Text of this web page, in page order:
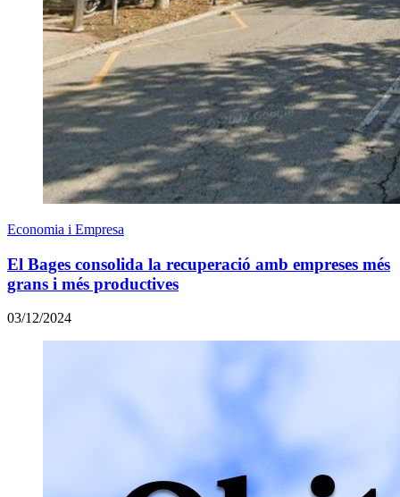
Economia i Empresa
El Bages consolida la recuperació amb empreses més
grans i més productives
03/12/2024